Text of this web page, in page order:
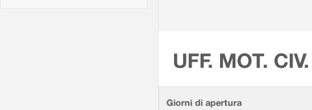
UFF. MOT.
Giorni di apertura